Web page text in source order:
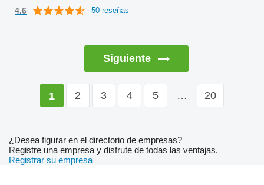
4.6 50 reseñas
Siguiente
1 2 3 4 5 … 20
¿Desea figurar en el directorio de empresas?
Registre una empresa y disfrute de todas las ventajas.
Registrar su empresa